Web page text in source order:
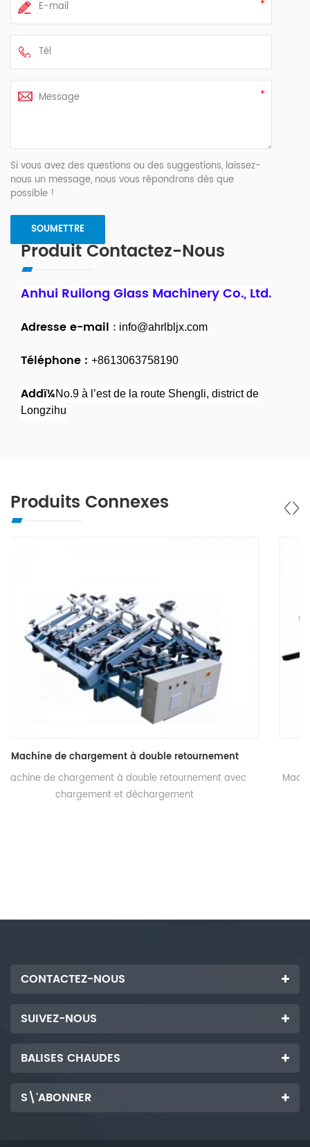
Si vous avez des questions ou des suggestions, laissez-
nous un message, nous vous répondrons dès que
possible !
Produit Contactez-Nous
Anhui Ruilong Glass Machinery Co., Ltd.
Adresse e-mail : info@ahrlbljx.com
Téléphone : +8613063758190
Addï¼No.9 à l’est de la route Shengli, district de
Longzihu
Produits Connexes
retournement
avec
Machine de chargement de
Machine de chargement de verre
à bande pour verre de gros
CONTACTEZ-NOUS
SUIVEZ-NOUS
BALISES CHAUDES
S\'ABONNER